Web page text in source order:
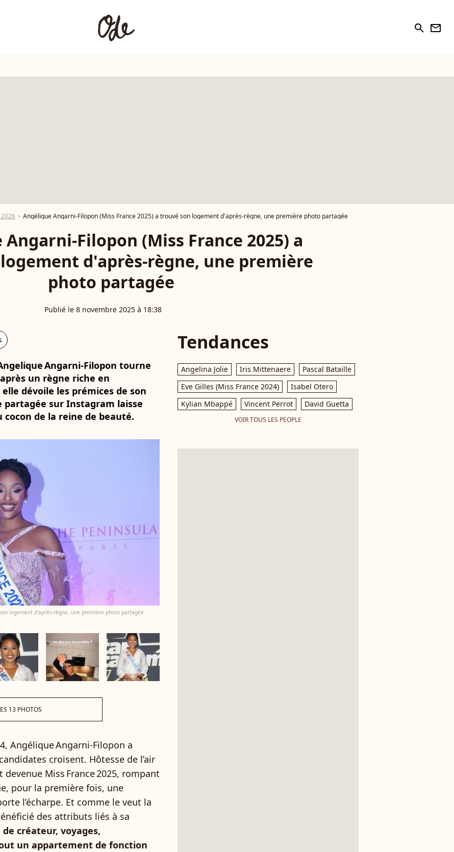
search newsletter
Angélique Angarni-Filopon (Miss France 2025) a trouvé son logement d'après-règne, une première photo partagée
Filopon (Miss France 2025) a
d'après-règne, une première
photo partagée
Publié le 8 novembre 2025 à 18:38
Angarni‑Filopon tourne
un règne riche en
dévoile les prémices de son
partagée sur Instagram laisse
de la reine de beauté.
logement d'après-règne, une première photo partagée
13 PHOTOS
Angélique Angarni‑Filopon a
croisent. Hôtesse de l’air
Miss France 2025, rompant
pour la première fois, une
l’écharpe. Et comme le veut la
des attributs liés à sa
créateur, voyages,
un appartement de fonction
Tendances
Angelina Jolie Iris Mittenaere
Pascal Bataille
Eve Gilles (Miss France 2024)
Isabel Otero
Kylian Mbappé
Vincent Perrot David Guetta
VOIR TOUS LES PEOPLE